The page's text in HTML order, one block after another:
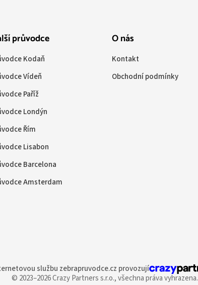
průvodce
Kodaň
Vídeň
Paříž
Londýn
Řím
Lisabon
Barcelona
Amsterdam
O nás
Kontakt
Obchodní podmínky
službu zebrapruvodce.cz provozují
© 2023–2026 Crazy Partners s.r.o.,všechna práva vyhrazena.